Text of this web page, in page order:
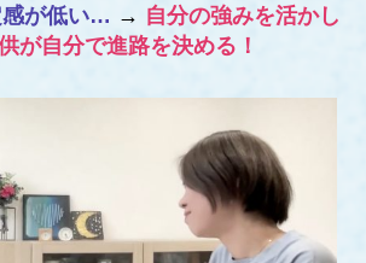
感が低い… → 自分の強みを活かし
が自分で進路を決める！